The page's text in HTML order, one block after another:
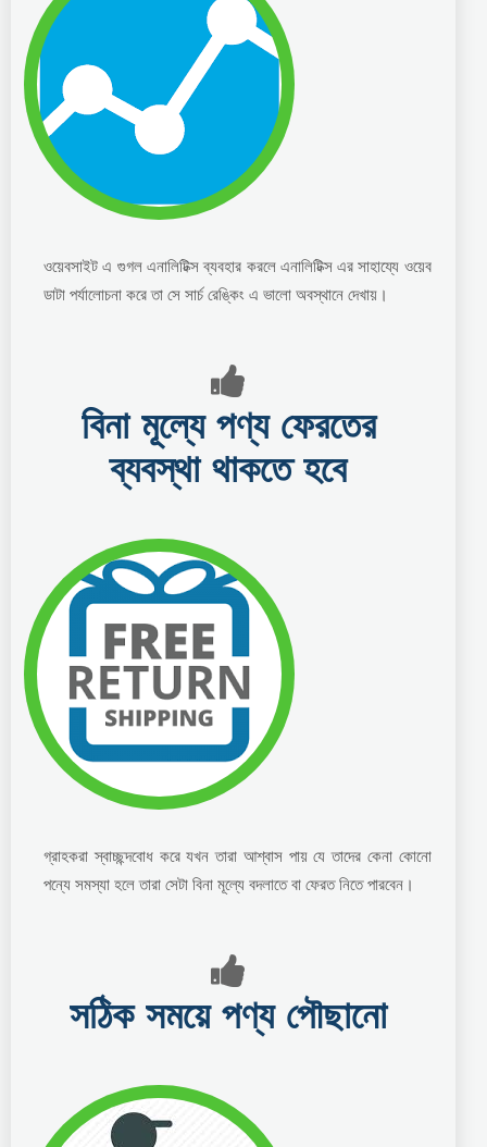
ওয়েবসাইট এ গুগল এনালিটিক্স ব্যবহার করলে এনালিটিক্স এর সাহায্যে ওয়েব
ডাটা পর্যালোচনা করে তা সে সার্চ রেঙ্কিং এ ভালো অবস্থানে দেখায়।
বিনা মূল্যে পণ্য ফেরতের
ব্যবস্থা থাকতে হবে
গ্রাহকরা স্বাচ্ছন্দবোধ করে যখন তারা আশ্বাস পায় যে তাদের কেনা কোনো
পন্যে সমস্যা হলে তারা সেটা বিনা মূল্যে বদলাতে বা ফেরত নিতে পারবেন।
সঠিক সময়ে পণ্য পৌছানো